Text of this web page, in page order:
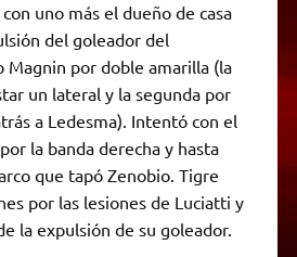
uno más el dueño de casa
del goleador del
Magnin por doble amarilla (la
un lateral y la segunda por
a Ledesma). Intentó con el
la banda derecha y hasta
que tapó Zenobio. Tigre
por las lesiones de Luciatti y
la expulsión de su goleador.